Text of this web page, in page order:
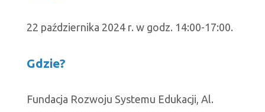
22 października 2024 r. w godz. 14:00-17:00.
Gdzie?
Fundacja Rozwoju Systemu Edukacji, Al.